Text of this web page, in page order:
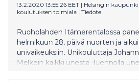
13.2.2020 13:55:26 EET | Helsingin
koulutuksen toimiala | Tiedote
Ruoholahden Itämerentalossa
helmikuun 28. päivä nuorten ja
univaikeuksiin. Unikouluttaja
Melkein kaikki unesta -luennolla